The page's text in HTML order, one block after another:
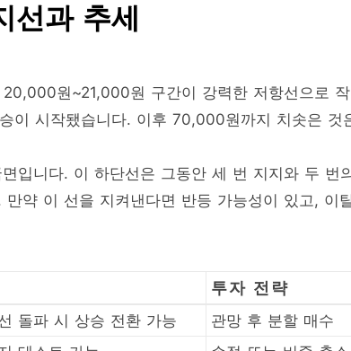
선과 추세
원~21,000원 구간이 강력한 저항선으로
이 시작됐습니다. 이후 70,000원까지 치솟은 것
입니다. 이 하단선은 그동안 세 번 지지와 두 번
약 이 선을 지켜낸다면 반등 가능성이 있고, 이
투자 전략
돌파 시 상승 전환 가능
관망 후 분할 매수